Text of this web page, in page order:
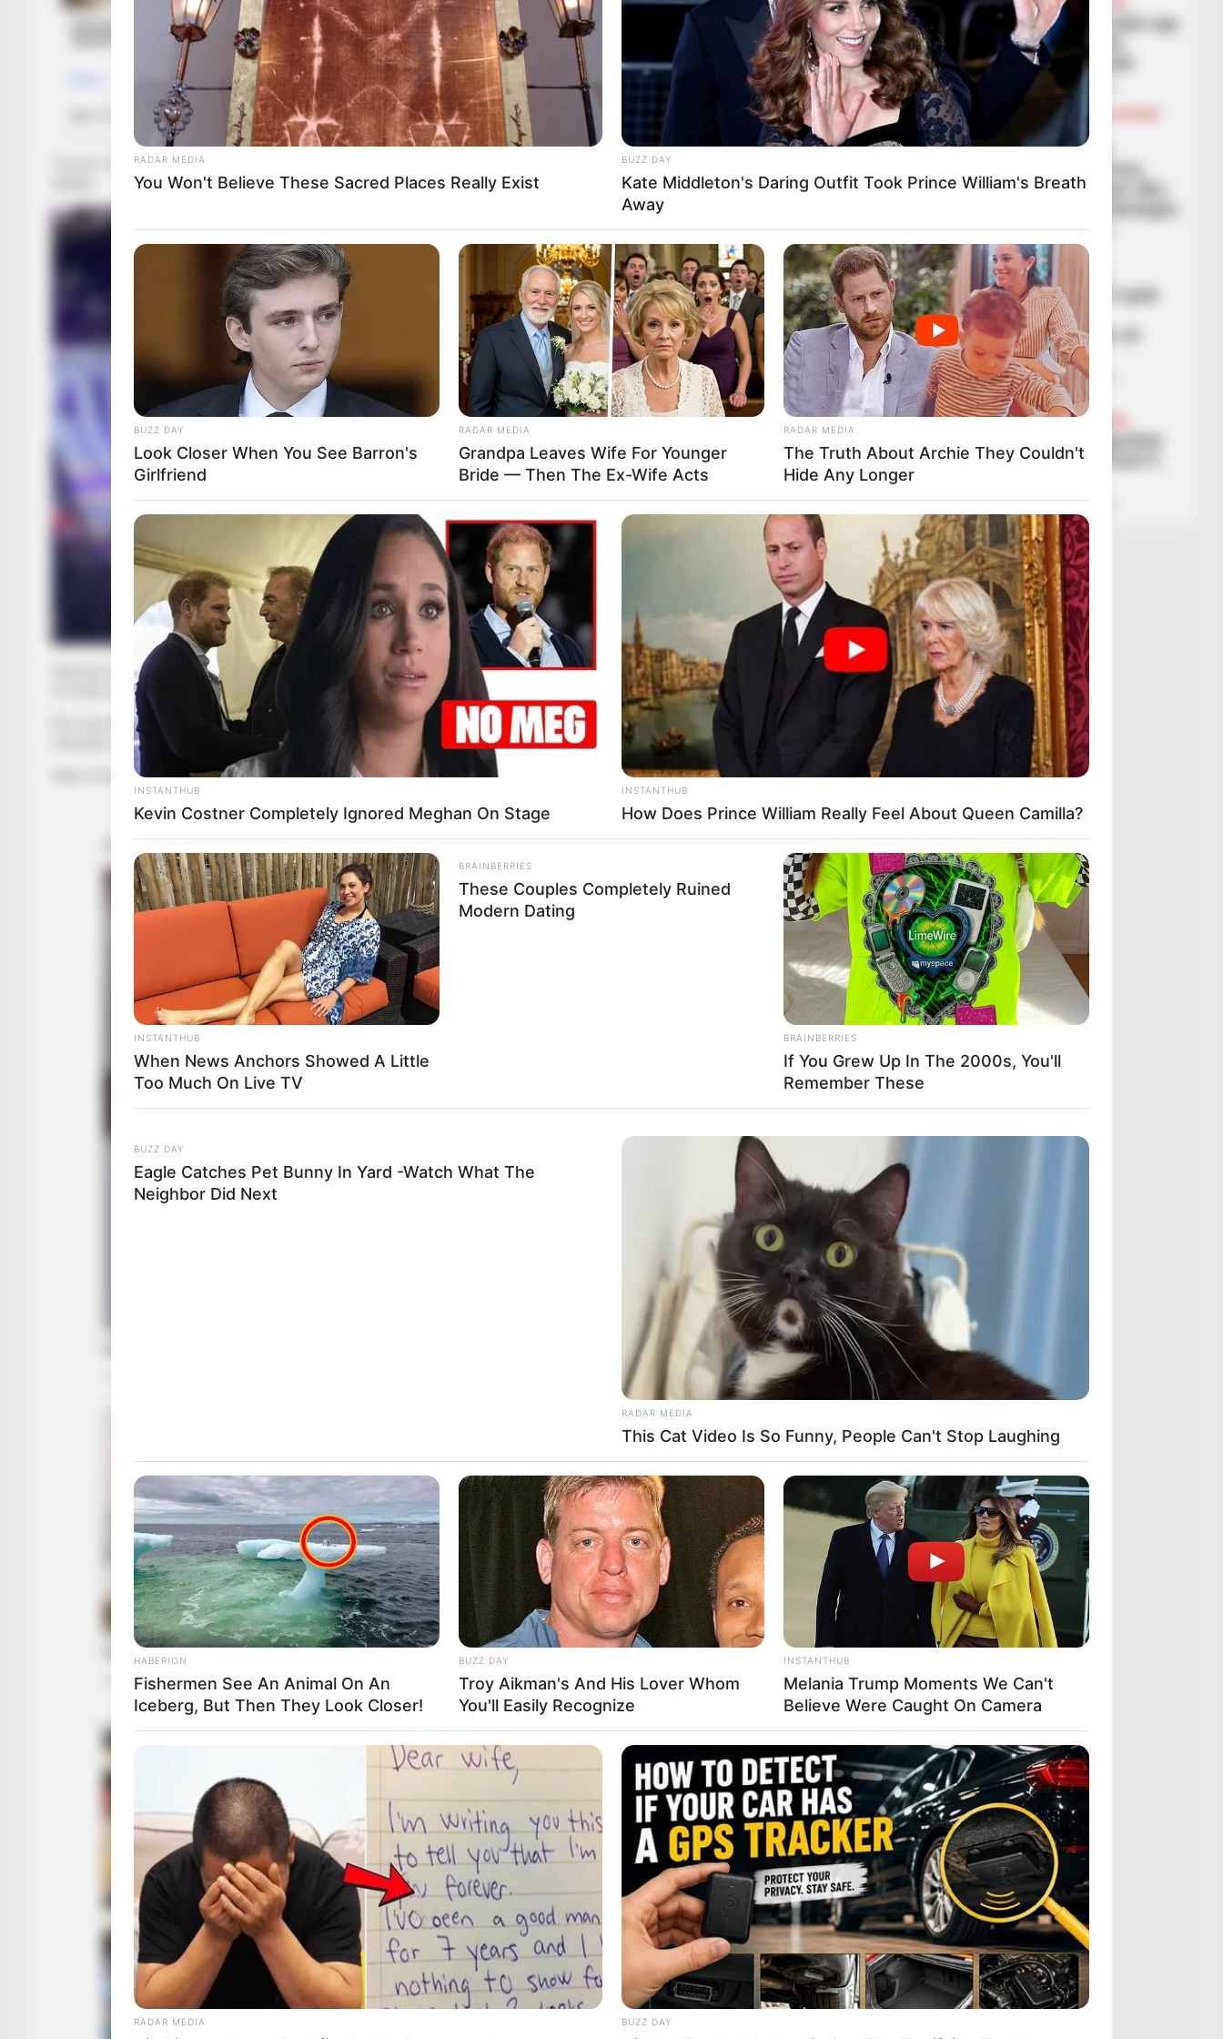
Tifozët e Anderleht përgatitën një koreografi gjigante në nder të rikthimit të Kompani në klub pas më shumë se një
Sulmuesi shqiptar Sindrit Guri pritej të ishte në formacion e Ostendes në këtë 90-minutësh, por një dëmtim i lehtë i ditëve
të fundit e ka bërë të pamundur grumbullimin e shkodranit për këtë takim.
Për momentin Guri është i vetmi qendërsulmues në radhët e Ostendes. Në mungesë të ish-lojtarit të Kukësit, trajneri i
Ostendes, iu desh të përshtaste një mesfushor.
https://www.youtube.com/watch?v=NXFJBWzSXVg
FUTBOLL SHQIPTAR KAT. SUPERIORE
Flamurtari largohet me pikë nga
Durrësi, vlonjatët zbresin
Tiranën në vendin e fundit
February 28, 2026 Sport Ekspres
BALLINA BALLINA STATIKE
BUNDESLIGA
FUTBOLL BOTA
Spektakël me 5 gola në
klasiken e futbollit gjerman,
Bajerni përmbys ndeshjen dhe
February 28, 2026 Sport Ekspres
BALLINA
BALLINA STATIKE
FUTBOLL SHQIPTAR KATEGORIA 1
Lushnja turpërohet me 5 gola
nga Laçi, trajneri jep
dorëheqjen pas disfatës së
hidhur
February 28, 2026 Sport Ekspres
BALLINA BALLINA STATIKE
FUTBOLL SHQIPTAR KAT. SUPERIORE
Partizani mund edhe Egnatian
dhe nuk heq dorë nga ‘final 4’,
February 28, 2026 Sport Ekspres
RADAR MEDIA
You Won't Believe These Sacred Places Really Exist
BUZZ DAY
Kate Middleton's Daring Outfit Took Prince William's Breath
Away
BUZZ DAY
Look Closer When You See Barron's
Girlfriend
RADAR MEDIA
Grandpa Leaves Wife For Younger
Bride — Then The Ex-Wife Acts
RADAR MEDIA
The Truth About Archie They Couldn't
Hide Any Longer
INSTANTHUB
Kevin Costner Completely Ignored Meghan On Stage
INSTANTHUB
How Does Prince William Really Feel About Queen Camilla?
INSTANTHUB
When News Anchors Showed A Little
Too Much On Live TV
BRAINBERRIES
These Couples Completely Ruined
Modern Dating
BRAINBERRIES
If You Grew Up In The 2000s, You'll
Remember These
BUZZ DAY
Eagle Catches Pet Bunny In Yard -Watch What The
Neighbor Did Next
RADAR MEDIA
This Cat Video Is So Funny, People Can't Stop Laughing
HABERION
Fishermen See An Animal On An
Iceberg, But Then They Look Closer!
BUZZ DAY
Troy Aikman's And His Lover Whom
You'll Easily Recognize
INSTANTHUB
Melania Trump Moments We Can't
Believe Were Caught On Camera
RADAR MEDIA BUZZ DAY